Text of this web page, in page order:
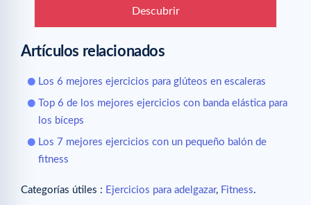
Descubrir
Artículos relacionados
Los 6 mejores ejercicios para glúteos en escaleras
Top 6 de los mejores ejercicios con banda elástica para
los bíceps
Los 7 mejores ejercicios con un pequeño balón de
fitness
Categorías útiles : Ejercicios para adelgazar, Fitness.